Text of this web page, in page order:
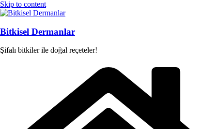
Skip to content
Bitkisel Dermanlar
Şifalı bitkiler ile doğal reçeteler!